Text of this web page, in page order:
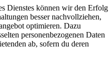
Dienstes können wir den Erfolg
besser nachvollziehen,
optimieren. Dazu
personenbezogenen Daten
ab, sofern du deren